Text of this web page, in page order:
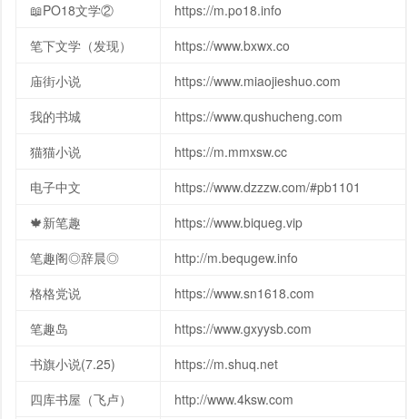
📖PO18文学②
https://m.po18.info
笔下文学（发现）
https://www.bxwx.co
庙街小说
https://www.miaojieshuo.com
我的书城
https://www.qushucheng.com
猫猫小说
https://m.mmxsw.cc
电子中文
https://www.dzzzw.com/#pb1101
🍁新笔趣
https://www.biqueg.vip
笔趣阁◎辞晨◎
http://m.bequgew.info
格格党说
https://www.sn1618.com
笔趣岛
https://www.gxyysb.com
书旗小说(7.25)
https://m.shuq.net
四库书屋（飞卢）
http://www.4ksw.com